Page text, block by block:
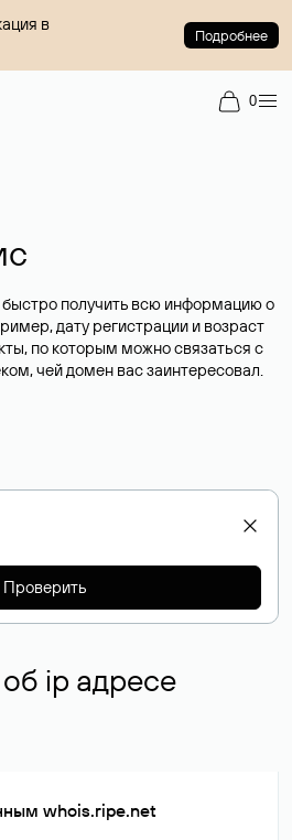
в
Подробнее
0
получить всю информацию о
дату регистрации и возраст
по которым можно связаться с
чей домен вас заинтересовал.
Проверить
ip адресе
whois.ripe.net